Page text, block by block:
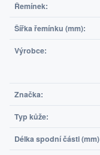
Řemínek:
Šířka řemínku (mm):
Výrobce:
Značka:
Typ kůže:
Délka spodní části (mm)